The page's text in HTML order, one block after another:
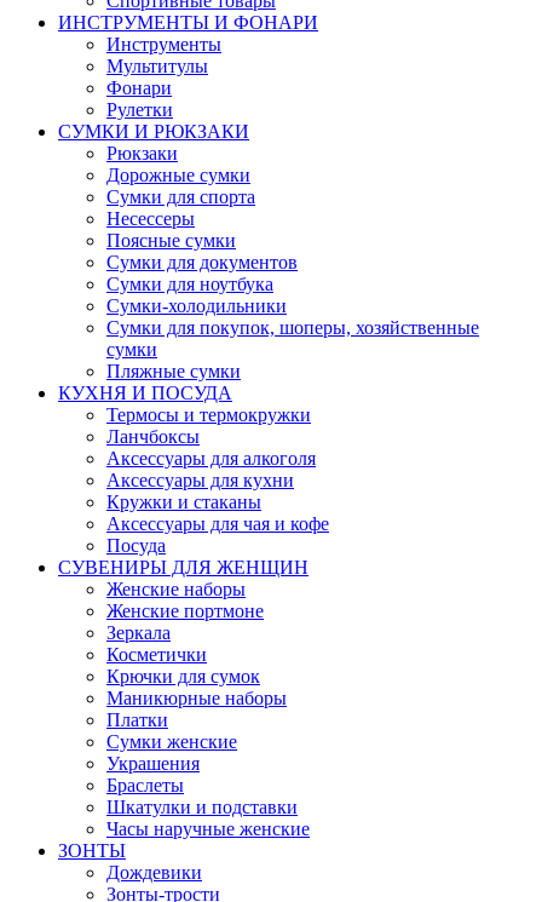
ИНСТРУМЕНТЫ И ФОНАРИ
Инструменты
Мультитулы
Фонари
Рулетки
СУМКИ И РЮКЗАКИ
Рюкзаки
Дорожные сумки
Сумки для спорта
Несессеры
Поясные сумки
Сумки для документов
Сумки для ноутбука
Сумки-холодильники
Сумки для покупок, шоперы, хозяйственные
сумки
Пляжные сумки
КУХНЯ И ПОСУДА
Термосы и термокружки
Ланчбоксы
Аксессуары для алкоголя
Аксессуары для кухни
Кружки и стаканы
Аксессуары для чая и кофе
Посуда
СУВЕНИРЫ ДЛЯ ЖЕНЩИН
Женские наборы
Женские портмоне
Зеркала
Косметички
Крючки для сумок
Маникюрные наборы
Платки
Сумки женские
Украшения
Браслеты
Шкатулки и подставки
Часы наручные женские
ЗОНТЫ
Дождевики
Зонты-трости